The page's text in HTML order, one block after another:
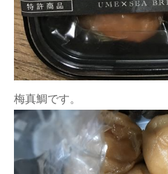
梅真鯛です。